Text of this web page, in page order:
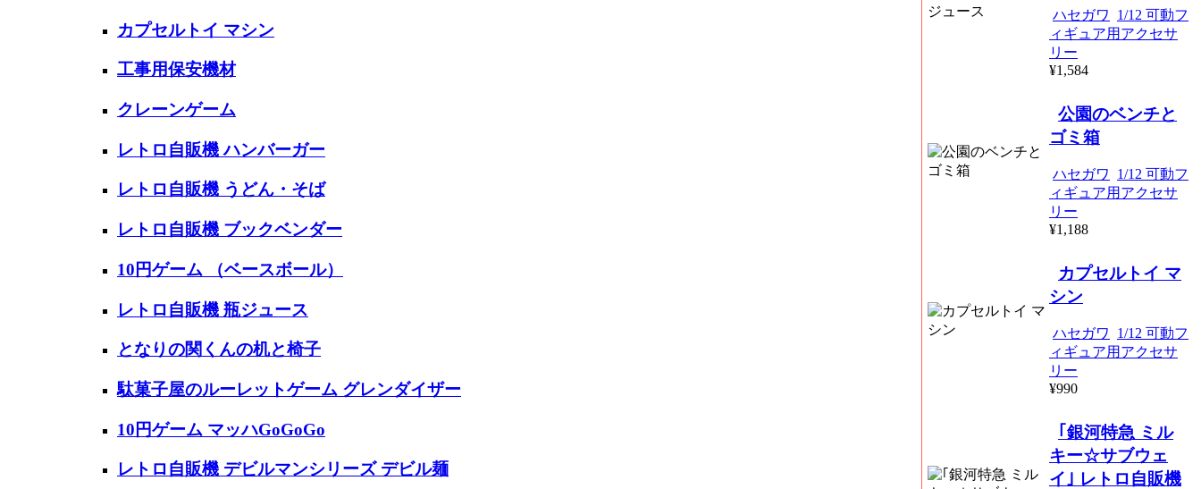
カプセルトイ マシン
工事用保安機材
クレーンゲーム
レトロ自販機 ハンバーガー
レトロ自販機 うどん・そば
レトロ自販機 ブックベンダー
10円ゲーム （ベースボール）
レトロ自販機 瓶ジュース
となりの関くんの机と椅子
駄菓子屋のルーレットゲーム グレンダイザー
10円ゲーム マッハGoGoGo
レトロ自販機 デビルマンシリーズ デビル麺
ハセガワ
1/12 可動フ
ィギュア用アクセサ
リー
¥1,584
公園のベンチと
ゴミ箱
ハセガワ
1/12 可動フ
ィギュア用アクセサ
リー
¥1,188
カプセルトイ マ
シン
ハセガワ
1/12 可動フ
ィギュア用アクセサ
リー
¥990
｢銀河特急 ミル
キー☆サブウェ
イ｣ レトロ自販機